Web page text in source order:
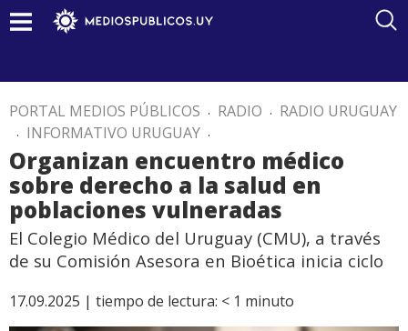
PORTAL MEDIOS PÚBLICOS . RADIO . RADIO URUGUAY
. INFORMATIVO URUGUAY .
Organizan encuentro médico
sobre derecho a la salud en
poblaciones vulneradas
El Colegio Médico del Uruguay (CMU), a través
de su Comisión Asesora en Bioética inicia ciclo
17.09.2025 | tiempo de lectura: < 1 minuto